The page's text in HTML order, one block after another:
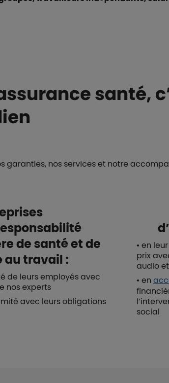
santé,
garanties, nos services et notre
de santé et de
au travail :
de leurs employés avec
nos experts
avec leurs obligations
• en
prix
audio
• en
social